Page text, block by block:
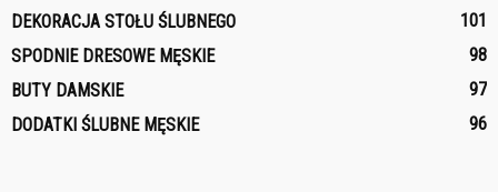
DEKORACJA STOŁU ŚLUBNEGO
101
SPODNIE DRESOWE MĘSKIE
98
BUTY DAMSKIE
97
DODATKI ŚLUBNE MĘSKIE
96